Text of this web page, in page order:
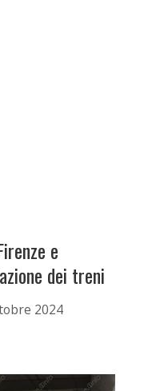
e
dei treni
2024